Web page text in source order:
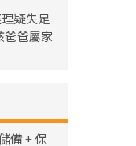
疑失足
爸爸屬家
備 + 保